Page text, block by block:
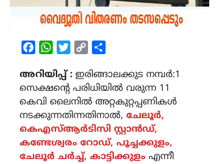
FacebookWhatsAppTwitterCopy
അറിയിപ്പ് : ഇരിങ്ങാലക്കുട നമ്പർ:1
സെക്ഷന്റെ പരിധിയിൽ വരുന്ന 11
കെവി ലൈനിൽ അറ്റകുറ്റപ്പണികൾ
നടക്കുന്നതിന്നതിനാൽ, ചേലൂർ,
കെഎസ്ആർടിസി സ്റ്റാൻഡ്,
കണ്ടേശ്വരം റോഡ്, പൂച്ചക്കുളം,
ചേലൂർ ചർച്ച്, കാട്ടിക്കുളം എന്നീ